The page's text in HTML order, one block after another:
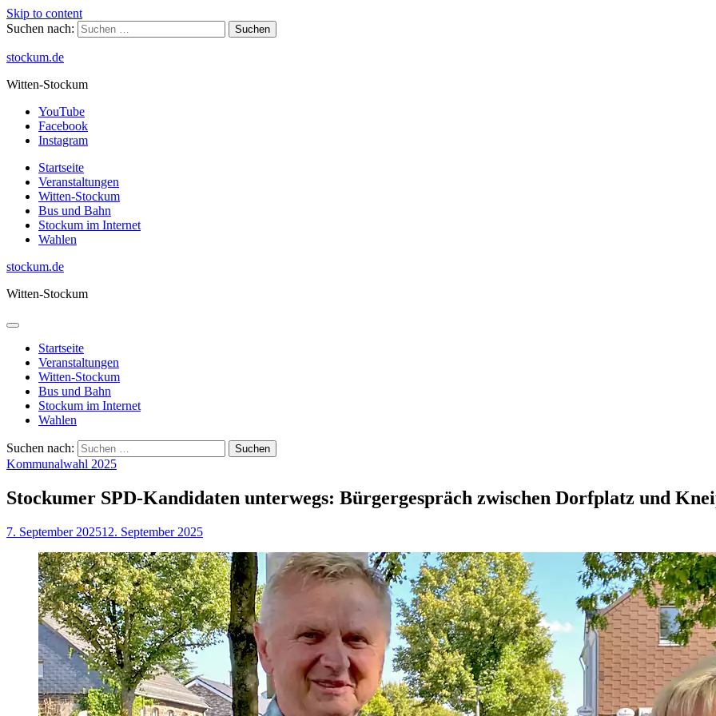
Skip to content
Suchen nach:
stockum.de
Witten-Stockum
YouTube
Facebook
Instagram
Startseite
Veranstaltungen
Witten-Stockum
Bus und Bahn
Stockum im Internet
Wahlen
stockum.de
Witten-Stockum
Startseite
Veranstaltungen
Witten-Stockum
Bus und Bahn
Stockum im Internet
Wahlen
Suchen nach:
Kommunalwahl 2025
Stockumer SPD-Kandidaten unterwegs: Bürgergespräch zwischen Dorfplatz und
7. September 202512. September 2025